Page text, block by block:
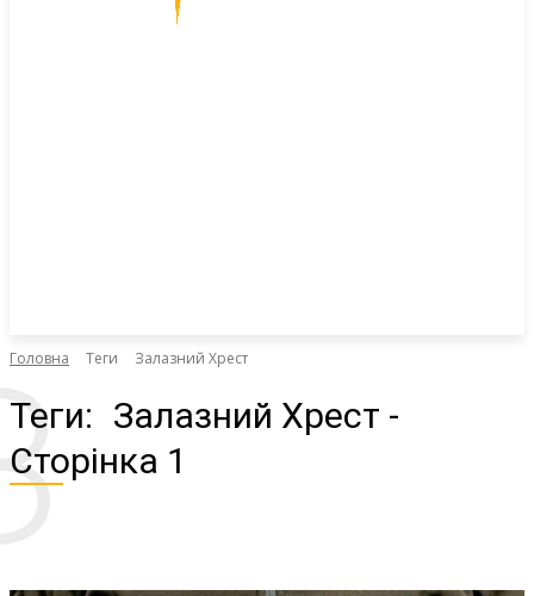
Головна Теги Залазний Хрест
Теги: Залазний Хрест -
Сторінка 1